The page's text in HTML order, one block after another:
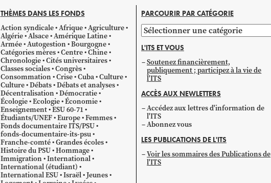
THÈMES DANS LES FONDS
Action syndicale Afrique Agriculture
Algérie Alsace Amérique Latine
Armée Autogestion Bourgogne
Catégories mères Centre Chine
Chronologie Cités universitaires
Classes sociales Congrès
Consommation Crise Cuba Culture
Culture Débats Débats et analyses
Décentralisation Démocratie
Écologie Ecologie Économie
Enseignement ESU 60-71
Étudiants/UNEF Europe Femmes
Fonds documentaire ITS/PSU
fonds-documentaire-its-psu
Franche-comté Grandes écoles
Histoire du PSU Hommage
Immigration International
International (étudiant)
International ESU Israël Jeunes
PARCOURIR PAR CATÉGORIE
Parcourir
par
catégorie
L'ITS ET VOUS
Soutenez financièrement,
publiquement ; participez à la vie de
l'ITS
ACCÈS AUX NEWLETTERS
Accédez aux lettres d'information de
l'ITS
Abonnez vous
LES PUBLICATIONS DE L'ITS
Voir les sommaires des Publications de
l'ITS